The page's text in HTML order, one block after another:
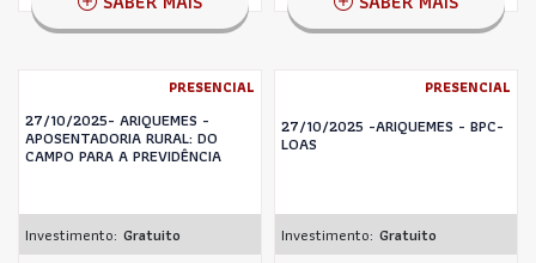
PRESENCIAL
27/10/2025- ARIQUEMES -
APOSENTADORIA RURAL: DO
CAMPO PARA A PREVIDÊNCIA
Investimento: Gratuito
PRESENCIAL
27/10/2025 -ARIQUEMES - BPC-
LOAS
Investimento: Gratuito